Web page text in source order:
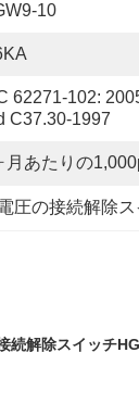
10
62271-102:
C37.30-1997
月あたりの
圧の接続解除ス
続解除スイッチ